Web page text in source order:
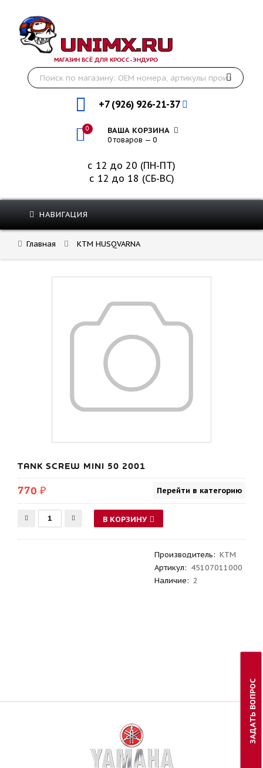
МАГАЗИН ВСЁ ДЛЯ КРОСС-ЭНДУРО
+7 (926) 926-21-37
0 ВАША КОРЗИНА
0 товаров — 0
с 12 до 20 (ПН-ПТ)
с 12 до 18 (СБ-ВС)
НАВИГАЦИЯ
Главная KTM HUSQVARNA
TANK SCREW MINI 50 2001
770 ₽ Перейти в категорию
В КОРЗИНУ
Производитель: KTM
Артикул: 45107011000
Наличие: 2
ЗАДАТЬ ВОПРОС